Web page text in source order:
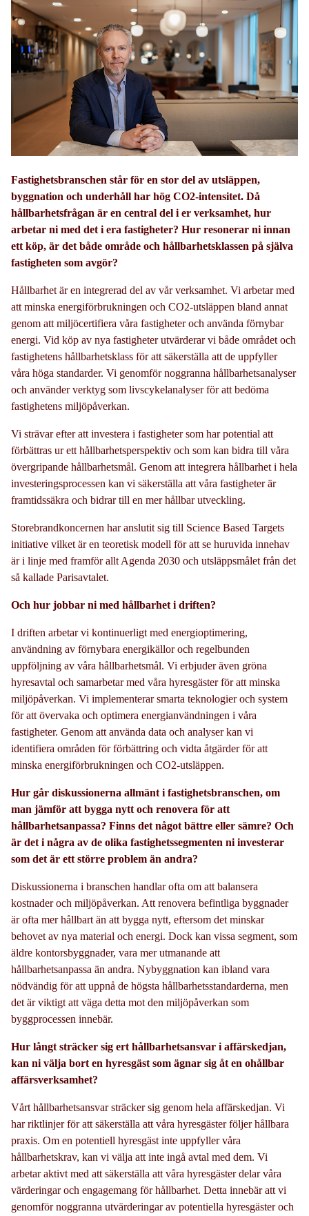
Fastighetsbranschen står för en stor del av utsläppen,
byggnation och underhåll har hög CO2-intensitet. Då
hållbarhetsfrågan är en central del i er verksamhet, hur
arbetar ni med det i era fastigheter? Hur resonerar ni innan
ett köp, är det både område och hållbarhetsklassen på själva
fastigheten som avgör?
Hållbarhet är en integrerad del av vår verksamhet. Vi arbetar med
att minska energiförbrukningen och CO2-utsläppen bland annat
genom att miljöcertifiera våra fastigheter och använda förnybar
energi. Vid köp av nya fastigheter utvärderar vi både området och
fastighetens hållbarhetsklass för att säkerställa att de uppfyller
våra höga standarder. Vi genomför noggranna hållbarhetsanalyser
och använder verktyg som livscykelanalyser för att bedöma
fastighetens miljöpåverkan.
Vi strävar efter att investera i fastigheter som har potential att
förbättras ur ett hållbarhetsperspektiv och som kan bidra till våra
övergripande hållbarhetsmål. Genom att integrera hållbarhet i hela
investeringsprocessen kan vi säkerställa att våra fastigheter är
framtidssäkra och bidrar till en mer hållbar utveckling.
Storebrandkoncernen har anslutit sig till Science Based Targets
initiative vilket är en teoretisk modell för att se huruvida innehav
är i linje med framför allt Agenda 2030 och utsläppsmålet från det
så kallade Parisavtalet.
Och hur jobbar ni med hållbarhet i driften?
I driften arbetar vi kontinuerligt med energioptimering,
användning av förnybara energikällor och regelbunden
uppföljning av våra hållbarhetsmål. Vi erbjuder även gröna
hyresavtal och samarbetar med våra hyresgäster för att minska
miljöpåverkan. Vi implementerar smarta teknologier och system
för att övervaka och optimera energianvändningen i våra
fastigheter. Genom att använda data och analyser kan vi
identifiera områden för förbättring och vidta åtgärder för att
minska energiförbrukningen och CO2-utsläppen.
Hur går diskussionerna allmänt i fastighetsbranschen, om
man jämför att bygga nytt och renovera för att
hållbarhetsanpassa? Finns det något bättre eller sämre? Och
är det i några av de olika fastighetssegmenten ni investerar
som det är ett större problem än andra?
Diskussionerna i branschen handlar ofta om att balansera
kostnader och miljöpåverkan. Att renovera befintliga byggnader
är ofta mer hållbart än att bygga nytt, eftersom det minskar
behovet av nya material och energi. Dock kan vissa segment, som
äldre kontorsbyggnader, vara mer utmanande att
hållbarhetsanpassa än andra. Nybyggnation kan ibland vara
nödvändig för att uppnå de högsta hållbarhetsstandarderna, men
det är viktigt att väga detta mot den miljöpåverkan som
byggprocessen innebär.
Hur långt sträcker sig ert hållbarhetsansvar i affärskedjan,
kan ni välja bort en hyresgäst som ägnar sig åt en ohållbar
affärsverksamhet?
Vårt hållbarhetsansvar sträcker sig genom hela affärskedjan. Vi
har riktlinjer för att säkerställa att våra hyresgäster följer hållbara
praxis. Om en potentiell hyresgäst inte uppfyller våra
hållbarhetskrav, kan vi välja att inte ingå avtal med dem. Vi
arbetar aktivt med att säkerställa att våra hyresgäster delar våra
värderingar och engagemang för hållbarhet. Detta innebär att vi
genomför noggranna utvärderingar av potentiella hyresgäster och